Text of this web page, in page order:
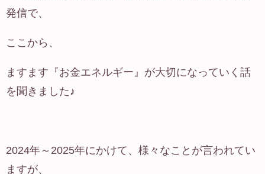
発信で、
ここから、
ますます『お金エネルギー』が大切になっていく話
を聞きました♪
2024年～2025年にかけて、様々なことが言われてい
ますが、